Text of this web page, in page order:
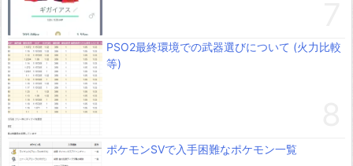
PSO2最終環境での武器選びについて (火力比較
等)
ポケモンSVで入手困難なポケモン一覧